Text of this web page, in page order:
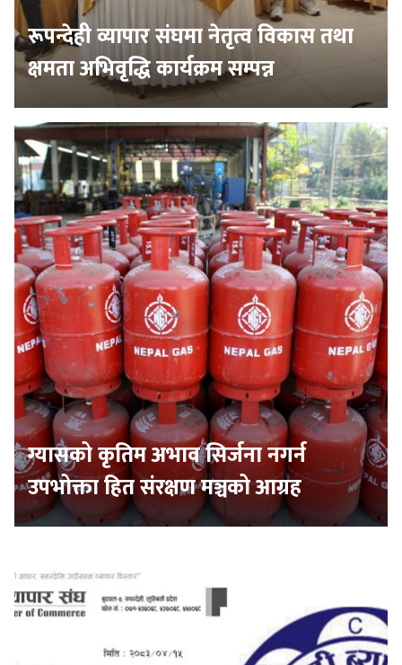
रूपन्देही व्यापार संघमा नेतृत्व विकास तथा
क्षमता अभिवृद्धि कार्यक्रम सम्पन्न
ग्यासको कृतिम अभाव सिर्जना नगर्न
उपभोक्ता हित संरक्षण मञ्चको आग्रह